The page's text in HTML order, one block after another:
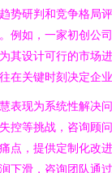
势研判和竞争格局
例如，一家初创公
其设计可行的市场
在关键时刻决定企业
表现为系统性解决
控等挑战，咨询顾
点，提供定制化改
下滑，咨询团队通